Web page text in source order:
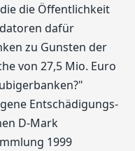
die Öffentlichkeit
dafür
zu Gunsten der
von 27,5 Mio. Euro
Entschädigungs-
D-Mark
1999